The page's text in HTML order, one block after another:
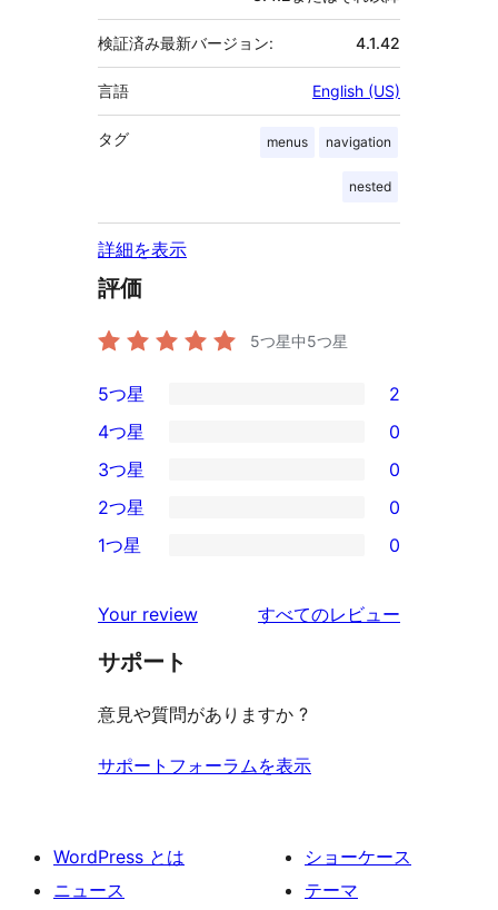
検証済み最新バージョン: 4.1.42
言語 English (US)
タグ menus navigation
nested
詳細を表示
評価
5つ星中5つ星
2
5-
星
レ
ビ
ー
5つ星 2
4-
星
レ
ュ
ー
4つ星 0
0
3-
星
ビ
ュ
3つ星 0
2-
レ
ビ
ー
2つ星 0
星
レ
ュ
ー
1つ星 0
Your review すべてのレビュー
サポート
意見や質問がありますか ?
サポートフォーラムを表示
WordPress とは
ニュース
ショーケース
テーマ